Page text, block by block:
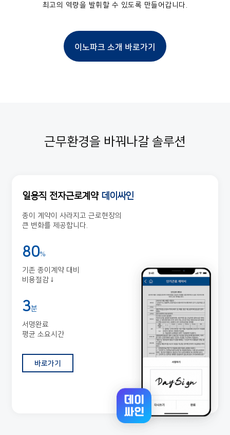
최고의 역량을 발휘할 수 있도록 만들어갑니다.
이노파크 소개 바로가기
근무환경을 바꿔나갈 솔루션
일용직 전자근로계약 데이싸인
종이 계약이 사라지고 근로현장의
큰 변화를 제공합니다.
80%
기존 종이계약 대비
비용절감↓
3분
서명완료
평균 소요시간
바로가기